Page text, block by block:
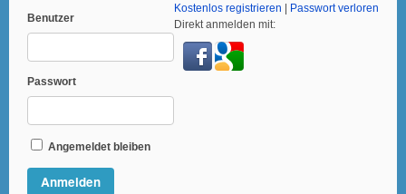
Benutzer
Passwort
Angemeldet bleiben
Kostenlos registrieren | Passwort verloren
Direkt anmelden mit: